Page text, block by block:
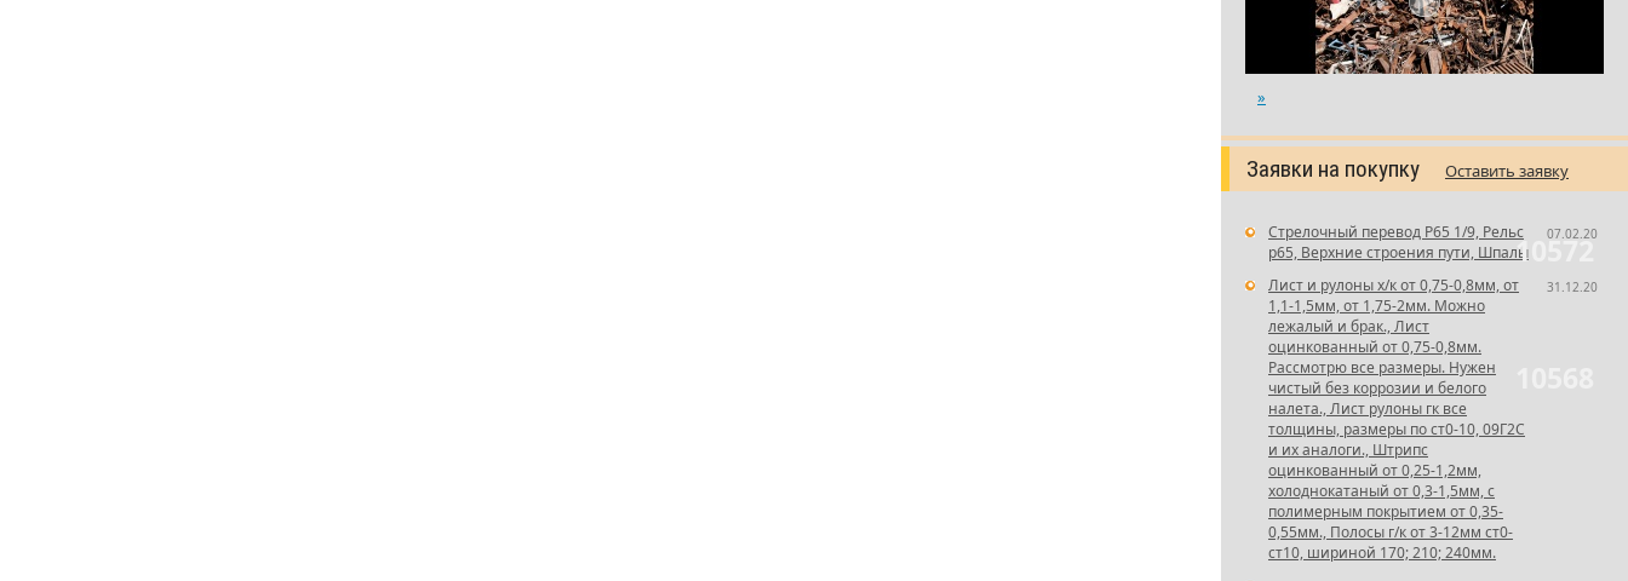
»
Заявки на покупку Оставить заявку
10572
07.02.20
Стрелочный перевод Р65 1/9, Рельс
р65, Верхние строения пути, Шпалы
31.12.20
Лист и рулоны х/к от 0,75-0,8мм, от
1,1-1,5мм, от 1,75-2мм. Можно
лежалый и брак., Лист
оцинкованный от 0,75-0,8мм.
Рассмотрю все размеры. Нужен
чистый без коррозии и белого
налета., Лист рулоны гк все
толщины, размеры по ст0-10, 09Г2С
и их аналоги., Штрипс
оцинкованный от 0,25-1,2мм,
холоднокатаный от 0,3-1,5мм, с
полимерным покрытием от 0,35-
0,55мм., Полосы г/к от 3-12мм ст0-
ст10, шириной 170; 210; 240мм.